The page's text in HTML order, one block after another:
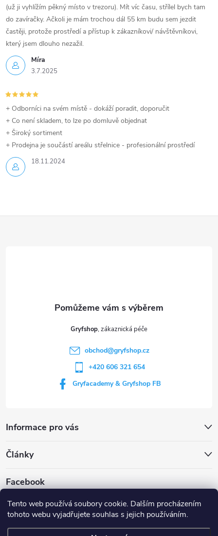
Tento web používá soubory cookie. Dalším procházením
tohoto webu vyjadřujete souhlas s jejich používáním.
Míra
3.7.2025
(už ji vyhlížím pěkný místo v trezoru). Mít víc času, střílel bych tam
do zavíračky. Ačkoli je mám trochou dál 55 km budu sem jezdit
častěji, protože prostředí a přístup k zákazníkovi/ návštěvníkovi,
který jsem dlouho nezažil.
18.11.2024
+ Odborníci na svém místě - dokáží poradit, doporučit
+ Co není skladem, to lze po domluvě objednat
+ Široký sortiment
+ Prodejna je součástí areálu střelnice - profesionální prostředí
Informace pro vás
Gryfshop
obchod@gryfshop.cz
+420 606 321 654
Gryfacademy & Gryfshop FB
Články
Facebook